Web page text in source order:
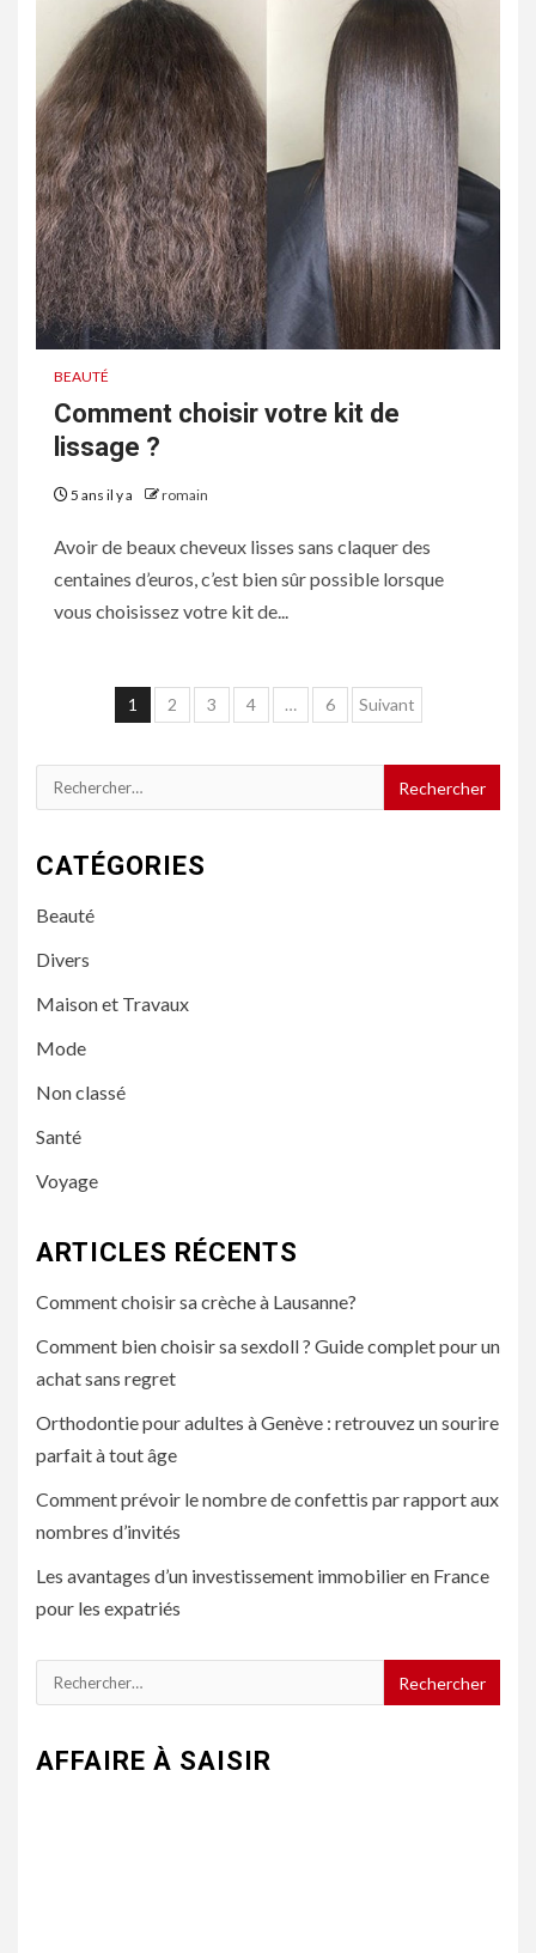
BEAUTÉ
Comment choisir votre kit de
lissage ?
5 ans il y a romain
Avoir de beaux cheveux lisses sans claquer des
centaines d’euros, c’est bien sûr possible lorsque
vous choisissez votre kit de...
Navigation
articles
1 2 3 4 … 6 Suivant
Rechercher :
CATÉGORIES
Beauté
Divers
Maison et Travaux
Mode
Non classé
Santé
Voyage
ARTICLES RÉCENTS
Comment choisir sa crèche à Lausanne?
Comment bien choisir sa sexdoll ? Guide complet pour un
achat sans regret
Orthodontie pour adultes à Genève : retrouvez un sourire
parfait à tout âge
Comment prévoir le nombre de confettis par rapport aux
nombres d’invités
Les avantages d’un investissement immobilier en France
pour les expatriés
Rechercher :
AFFAIRE À SAISIR